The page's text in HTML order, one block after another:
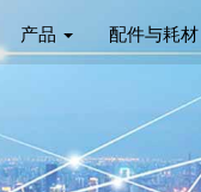
产品 配件与耗材